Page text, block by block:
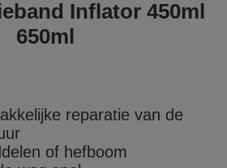
Inflator 450ml
650ml
reparatie van de
of hefboom